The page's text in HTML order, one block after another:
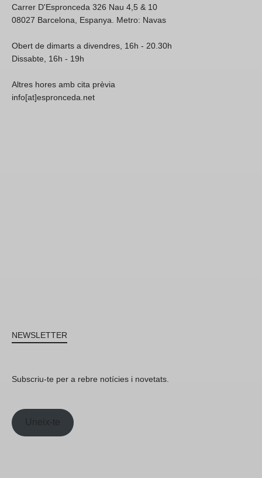
Carrer D'Espronceda 326 Nau 4,5 & 10
08027 Barcelona, Espanya. Metro: Navas
Obert de dimarts a divendres, 16h - 20.30h
Dissabte, 16h - 19h
Altres hores amb cita prèvia
info[at]espronceda.net
NEWSLETTER
Subscriu-te per a rebre notícies i novetats.
Uneix-te